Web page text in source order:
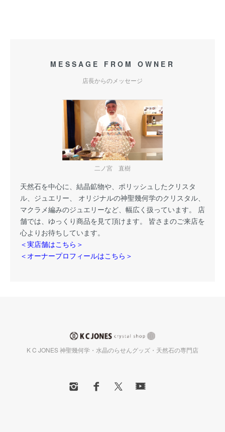
MESSAGE FROM OWNER
店長からのメッセージ
二ノ宮 直樹
天然石を中心に、結晶鉱物や、ポリッシュしたクリスタ
ル、ジュエリー、 オリジナルの神聖幾何学のクリスタル、
マクラメ編みのジュエリーなど、幅広く扱っています。 店
舗では、ゆっくり商品を見て頂けます。 皆さまのご来店を
心よりお待ちしています。
＜実店舗はこちら＞
＜オーナープロフィールはこちら＞
K C JONES 神聖幾何学・水晶のらせんグッズ・天然石の専門店